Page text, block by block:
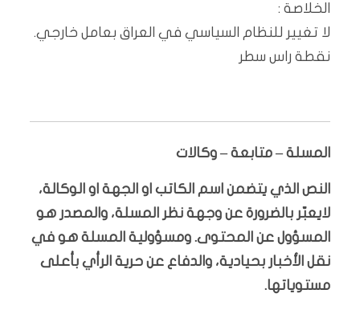
‏الخلاصة :
لا تغيير للنظام السياسي في العراق بعامل خارجي.
نقطة راس سطر
المسلة – متابعة – وكالات
النص الذي يتضمن اسم الكاتب او الجهة او الوكالة،
لايعبّر بالضرورة عن وجهة نظر المسلة، والمصدر هو
المسؤول عن المحتوى. ومسؤولية المسلة هو في
نقل الأخبار بحيادية، والدفاع عن حرية الرأي بأعلى
مستوياتها.